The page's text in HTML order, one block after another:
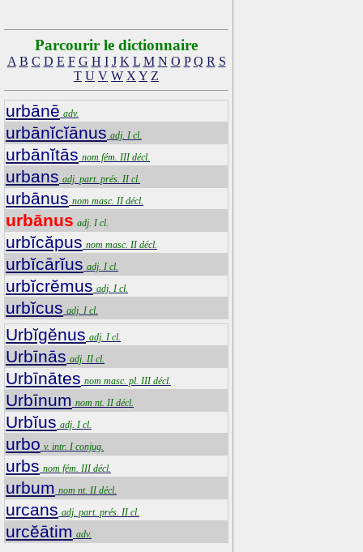
Parcourir le dictionnaire
A B C D E F G H I J K L M N O P Q R S
T U V W X Y Z
urbānē adv.
urbānĭcĭānus adj. I cl.
urbānĭtās nom fém. III décl.
urbans adj. part. prés. II cl.
urbānus nom masc. II décl.
urbānus adj. I cl.
urbĭcăpus nom masc. II décl.
urbĭcārĭus adj. I cl.
urbĭcrĕmus adj. I cl.
urbĭcus adj. I cl.
Urbĭgĕnus adj. I cl.
Urbīnās adj. II cl.
Urbīnātes nom masc. pl. III décl.
Urbīnum nom nt. II décl.
Urbĭus adj. I cl.
urbo v. intr. I conjug.
urbs nom fém. III décl.
urbum nom nt. II décl.
urcans adj. part. prés. II cl.
urcĕātim adv.